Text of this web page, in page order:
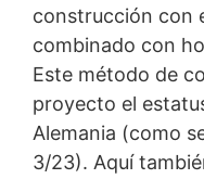
construcción con
combinado con
Este método de
proyecto el
Alemania (como
3/23). Aquí